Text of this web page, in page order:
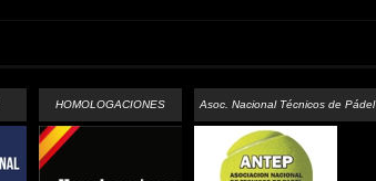
HOMOLOGACIONES Asoc. Nacional Técnicos de Pádel